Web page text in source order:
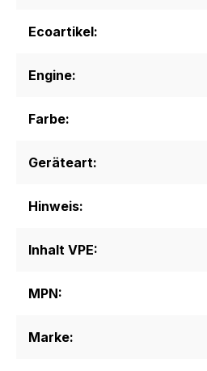
Ecoartikel:
Engine:
Farbe:
Geräteart:
Hinweis:
Inhalt VPE:
MPN:
Marke: